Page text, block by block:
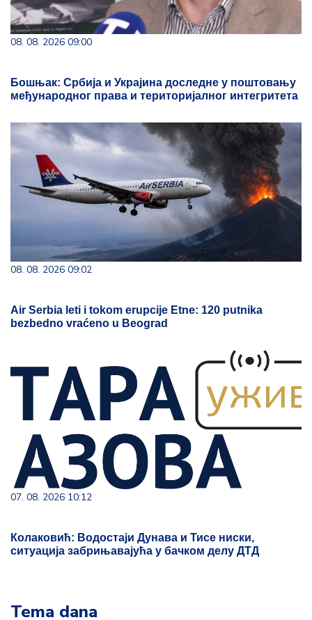
08. 08. 2026 09:00
Бошњак: Србија и Украјина доследне у поштовању
међународног права и територијалног интегритета
08. 08. 2026 09:02
Air Serbia leti i tokom erupcije Etne: 120 putnika
bezbedno vraćeno u Beograd
07. 08. 2026 10:12
Колаковић: Водостаји Дунава и Тисе ниски,
ситуација забрињавајућа у бачком делу ДТД
Tema dana